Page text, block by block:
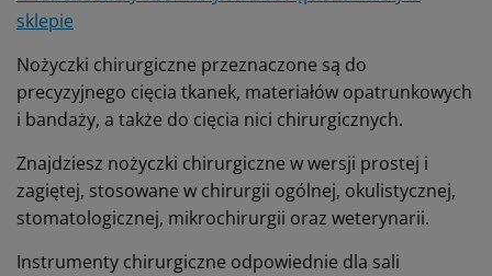
sklepie
Nożyczki chirurgiczne przeznaczone są do
precyzyjnego cięcia tkanek, materiałów opatrunkowych
i bandaży, a także do cięcia nici chirurgicznych.
Znajdziesz nożyczki chirurgiczne w wersji prostej i
zagiętej, stosowane w chirurgii ogólnej, okulistycznej,
stomatologicznej, mikrochirurgii oraz weterynarii.
Instrumenty chirurgiczne odpowiednie dla sali